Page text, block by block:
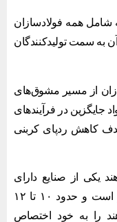
شامل همه فولادسازان
به سمت تولیدکنندگان
از مسیر مشوق‌های
جایگزین در فرآیندهای
کاهش ردپای کربنی
یکی از صنایع دارای
بالاترین میزان انتشار کربن در این کشور است و حدود ۱۰ تا ۱۲
را به خود اختصاص